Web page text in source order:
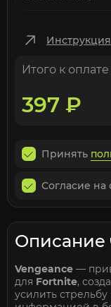
Итого к оплате
397 ₽
Принять
Согласие на
Описание
Vengeance —
для Fortnite,
усилить